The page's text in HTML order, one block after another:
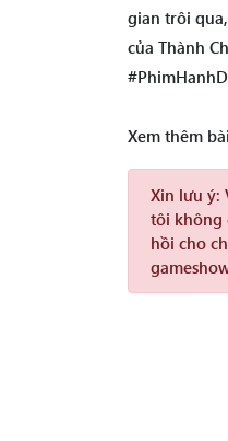
gian trôi
của Thành
Xem thêm
Xin lưu ý:
tôi không
hồi cho